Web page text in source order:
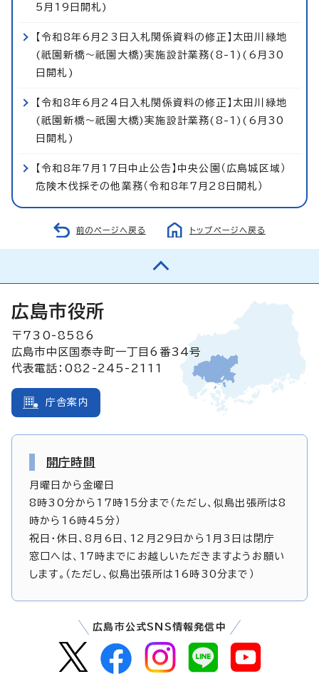
5月19日開札)
【令和8年6月23日入札関係資料の修正】太田川緑地
(祇園新橋～祇園大橋)実施設計業務(8-1)(6月30
日開札)
【令和8年6月24日入札関係資料の修正】太田川緑地
(祇園新橋～祇園大橋)実施設計業務(8-1)(6月30
日開札)
【令和8年7月17日中止公告】中央公園（広島城区域）
危険木伐採その他業務（令和8年7月28日開札）
前のページへ戻る トップページへ戻る
広島市役所
〒730-8586
広島市中区国泰寺町一丁目6番34号
代表電話：082-245-2111
庁舎案内
開庁時間
月曜日から金曜日
8時30分から17時15分まで（ただし、似島出張所は8
時から16時45分）
祝日・休日、8月6日、12月29日から1月3日は閉庁
窓口へは、17時までにお越しいただきますようお願い
します。（ただし、似島出張所は16時30分まで）
広島市公式SNS情報発信中